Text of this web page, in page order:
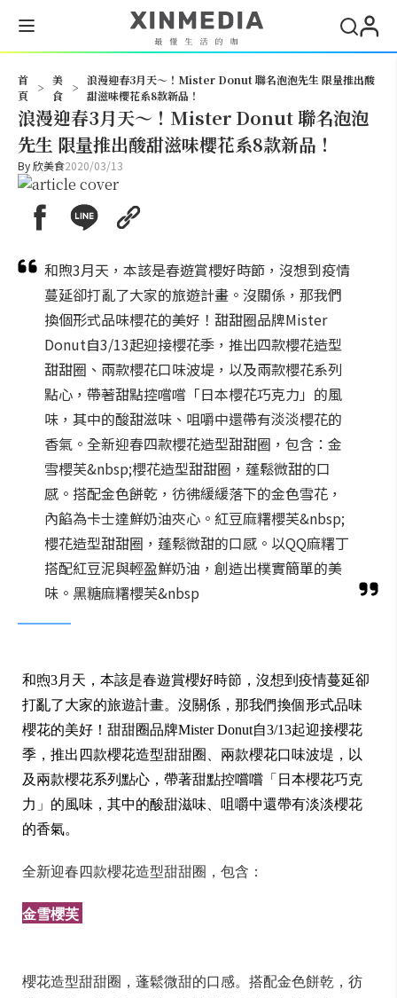
首
頁
>
美
食
>
浪漫迎春3月天～！Mister Donut 聯名泡泡先生 限量推出酸
甜滋味櫻花系8款新品！
浪漫迎春3月天～！Mister Donut 聯名泡泡
先生 限量推出酸甜滋味櫻花系8款新品！
By欣美食2020/03/13
和煦3月天，本該是春遊賞櫻好時節，沒想到疫情
蔓延卻打亂了大家的旅遊計畫。沒關係，那我們
換個形式品味櫻花的美好！甜甜圈品牌Mister
Donut自3/13起迎接櫻花季，推出四款櫻花造型
甜甜圈、兩款櫻花口味波堤，以及兩款櫻花系列
點心，帶著甜點控嚐嚐「日本櫻花巧克力」的風
味，其中的酸甜滋味、咀嚼中還帶有淡淡櫻花的
香氣。全新迎春四款櫻花造型甜甜圈，包含：金
雪櫻芙&nbsp;櫻花造型甜甜圈，蓬鬆微甜的口
感。搭配金色餅乾，彷彿緩緩落下的金色雪花，
內餡為卡士達鮮奶油夾心。紅豆麻糬櫻芙&nbsp;
櫻花造型甜甜圈，蓬鬆微甜的口感。以QQ麻糬丁
搭配紅豆泥與輕盈鮮奶油，創造出樸實簡單的美
味。黑糖麻糬櫻芙&nbsp
和煦3月天，本該是春遊賞櫻好時節，沒想到疫情蔓延卻
打亂了大家的旅遊計畫。沒關係，那我們換個形式品味
櫻花的美好！甜甜圈品牌Mister Donut自3/13起迎接櫻花
季，推出四款櫻花造型甜甜圈、兩款櫻花口味波堤，以
及兩款櫻花系列點心，帶著甜點控嚐嚐「日本櫻花巧克
力」的風味，其中的酸甜滋味、咀嚼中還帶有淡淡櫻花
的香氣。
全新迎春四款櫻花造型甜甜圈，包含：
金雪櫻芙
櫻花造型甜甜圈，蓬鬆微甜的口感。搭配金色餅乾，彷